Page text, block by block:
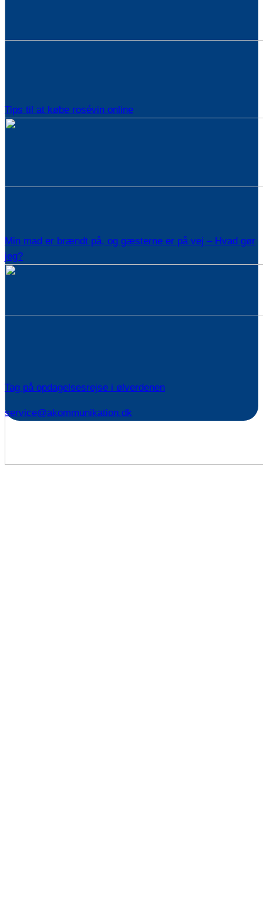
Tips til at købe rosévin online
Min mad er brændt på, og gæsterne er på vej – Hvad gør
jeg?
Tag på opdagelsesrejse i ølverdenen
service@akommunikation.dk